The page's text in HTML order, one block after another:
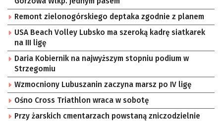
Remont zielonogórskiego deptaka zgodnie z planem
USA Beach Volley Lubsko ma szeroką kadrę siatkarek
na III ligę
Daria Kobiernik na najwyższym stopniu podium w
Strzegomiu
Wzmocniony Lubuszanin zaczyna marsz po IV ligę
Ośno Cross Triathlon wraca w sobotę
Przy żarskich cmentarzach powstaną zniczodzielnie